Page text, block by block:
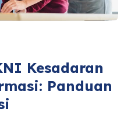
Kesadaran
Panduan